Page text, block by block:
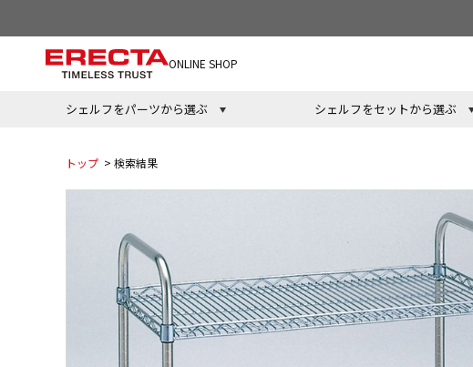
ONLINE SHOP
シェルフをパーツから選ぶ シェルフをセットから選ぶ
トップ > 検索結果